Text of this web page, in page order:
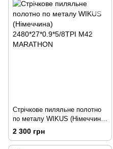
Стрічкове пиляльне полотно
по металу WIKUS (Німеччина)
2480*27*0.9*5/8TPI M42
MARATHON
2 300 грн